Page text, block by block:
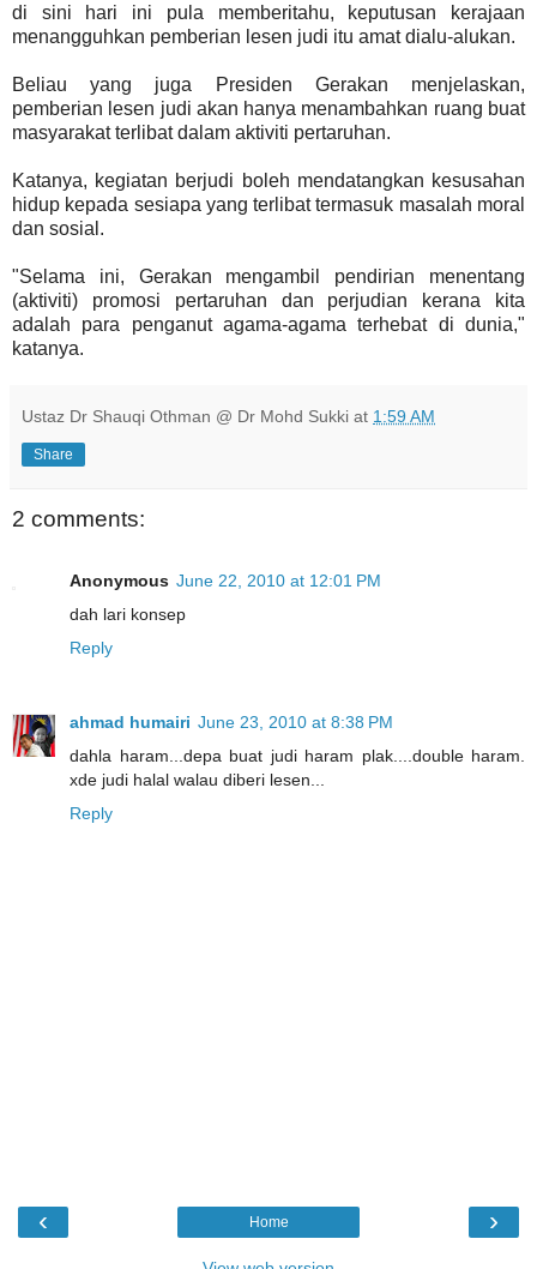
di sini hari ini pula memberitahu, keputusan kerajaan
menangguhkan pemberian lesen judi itu amat dialu-alukan.
Beliau yang juga Presiden Gerakan menjelaskan,
pemberian lesen judi akan hanya menambahkan ruang buat
masyarakat terlibat dalam aktiviti pertaruhan.
Katanya, kegiatan berjudi boleh mendatangkan kesusahan
hidup kepada sesiapa yang terlibat termasuk masalah moral
dan sosial.
"Selama ini, Gerakan mengambil pendirian menentang
(aktiviti) promosi pertaruhan dan perjudian kerana kita
adalah para penganut agama-agama terhebat di dunia,"
katanya.
Ustaz Dr Shauqi Othman @ Dr Mohd Sukki at 1:59 AM
Share
2 comments:
Anonymous June 22, 2010 at 12:01 PM
dah lari konsep
Reply
ahmad humairi June 23, 2010 at 8:38 PM
dahla haram...depa buat judi haram plak....double haram.
xde judi halal walau diberi lesen...
Reply
‹ ›
Home